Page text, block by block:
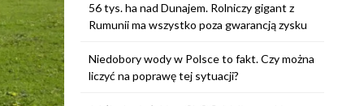
56 tys. ha nad Dunajem. Rolniczy gigant z
Rumunii ma wszystko poza gwarancją zysku
Niedobory wody w Polsce to fakt. Czy można
liczyć na poprawę tej sytuacji?